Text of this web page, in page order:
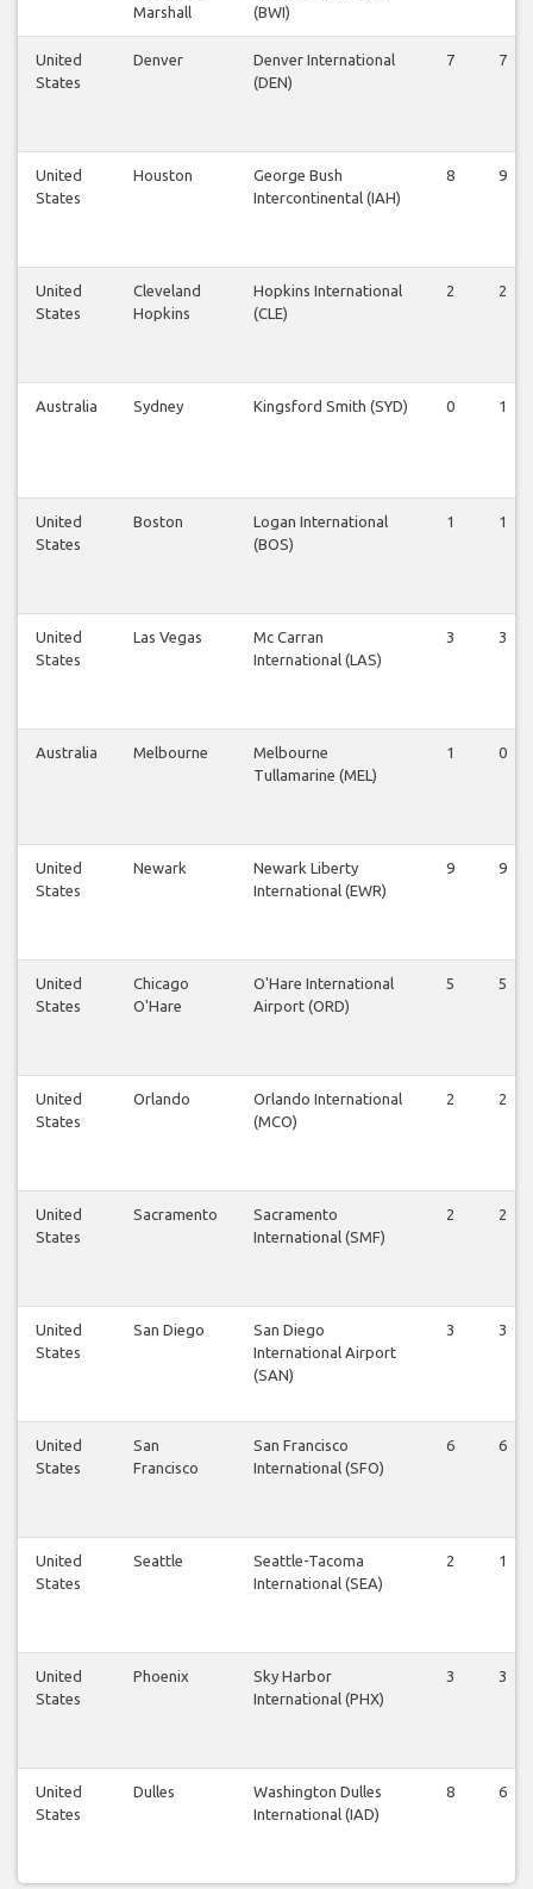
Marshall
(BWI)
United
States
Denver
Denver International
(DEN)
7 7
United
States
Houston
George Bush
Intercontinental (IAH)
8 9
United
States
Cleveland
Hopkins
Hopkins International
(CLE)
2 2
Australia Sydney Kingsford Smith (SYD) 0 1
United
States
Boston
Logan International
(BOS)
1 1
United
States
Las Vegas
Mc Carran
International (LAS)
3 3
Australia Melbourne
Melbourne
Tullamarine (MEL)
1 0
United
States
Newark
Newark Liberty
International (EWR)
9 9
United
States
Chicago
O'Hare
O'Hare International
Airport (ORD)
5 5
United
States
Orlando
Orlando International
(MCO)
2 2
United
States
Sacramento
Sacramento
International (SMF)
2 2
United
States
San Diego
San Diego
International Airport
(SAN)
3 3
United
States
San
Francisco
San Francisco
International (SFO)
6 6
United
States
Seattle
Seattle-Tacoma
International (SEA)
2 1
United
States
Phoenix
Sky Harbor
International (PHX)
3 3
United
States
Dulles
Washington Dulles
International (IAD)
8 6